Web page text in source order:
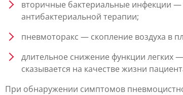
вторичные бактериальные инфекции —
антибактериальной терапии;
пневмоторакс — скопление воздуха в
длительное снижение функции легких
сказывается на качестве жизни
При обнаружении симптомов